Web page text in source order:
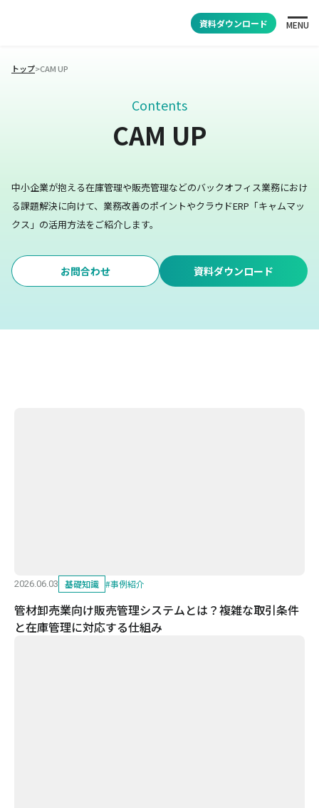
資料ダウンロード MENU
トップ>CAM UP
Contents
CAM UP
中小企業が抱える在庫管理や販売管理などのバックオフィス業務におけ
る課題解決に向けて、業務改善のポイントやクラウドERP「キャムマッ
クス」の活用方法をご紹介します。
お問合わせ 資料ダウンロード
2026.06.03 基礎知識 #事例紹介
管材卸売業向け販売管理システムとは？複雑な取引条件
と在庫管理に対応する仕組み